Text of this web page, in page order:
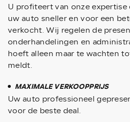
U profiteert van onze expertise
uw auto sneller en voor een
verkocht. Wij regelen de
onderhandelingen en
hoeft alleen maar te wachten
meldt.
MAXIMALE VERKOOPPRIJS
Uw auto professioneel
voor de beste deal.